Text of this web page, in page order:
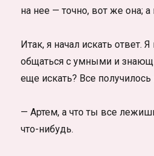
на нее — точно, вот же она;
Итак, я начал искать ответ.
общаться с умными и
еще искать? Все получилось
— Артем, а что ты все
что-нибудь.